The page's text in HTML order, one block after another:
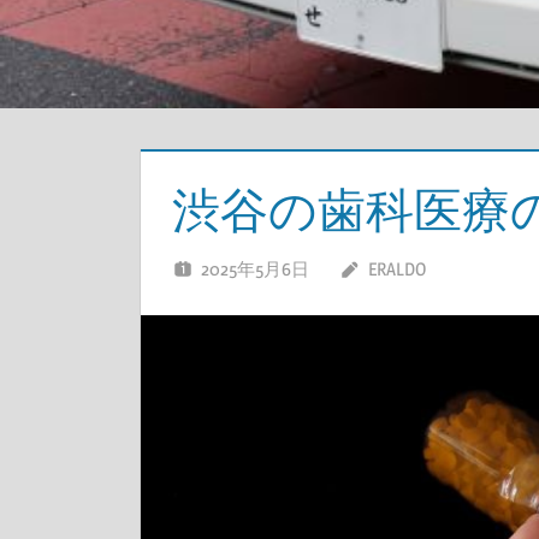
渋谷の歯科医療
2025年5月6日 ERALDO